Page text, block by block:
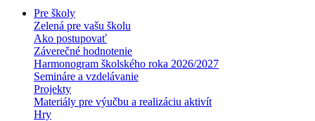
Pre školy
Zelená pre vašu školu
Ako postupovať
Záverečné hodnotenie
Harmonogram školského roka 2026/2027
Semináre a vzdelávanie
Projekty
Materiály pre výučbu a realizáciu aktivít
Hry